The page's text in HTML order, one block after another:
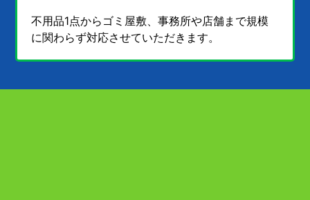
不用品1点からゴミ屋敷、事務所や店舗まで規模
に関わらず対応させていただきます。